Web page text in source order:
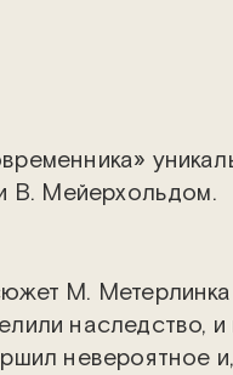
В. Мейерхольдом.
М.
наследство,
невероятное